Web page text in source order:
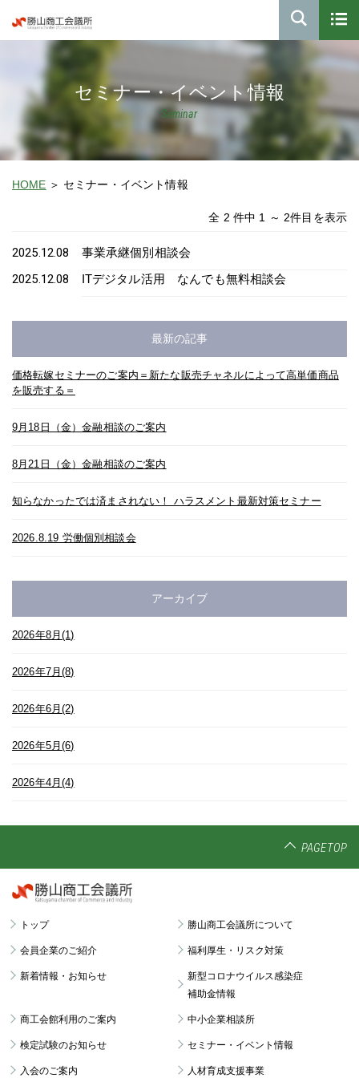
セミナー・イベント情報
Seminar
HOME セミナー・イベント情報
全 2 件中 1 ～ 2件目を表示
2025.12.08 事業承継個別相談会
2025.12.08 ITデジタル活用 なんでも無料相談会
最新の記事
価格転嫁セミナーのご案内＝新たな販売チャネルによって高単価商品
を販売する＝
9月18日（金）金融相談のご案内
8月21日（金）金融相談のご案内
知らなかったでは済まされない！ ハラスメント最新対策セミナー
2026.8.19 労働個別相談会
アーカイブ
2026年8月(1)
2026年7月(8)
2026年6月(2)
2026年5月(6)
2026年4月(4)
PAGETOP
トップ 勝山商工会議所について
会員企業のご紹介 福利厚生・リスク対策
新着情報・お知らせ
新型コロナウイルス感染症
補助金情報
商工会館利用のご案内 中小企業相談所
検定試験のお知らせ セミナー・イベント情報
入会のご案内 人材育成支援事業